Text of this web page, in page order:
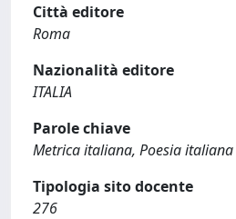
Città editore
Roma
Nazionalità editore
ITALIA
Parole chiave
Metrica italiana, Poesia
Tipologia sito docente
276